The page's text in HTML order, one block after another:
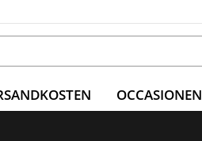
OCCASIONEN